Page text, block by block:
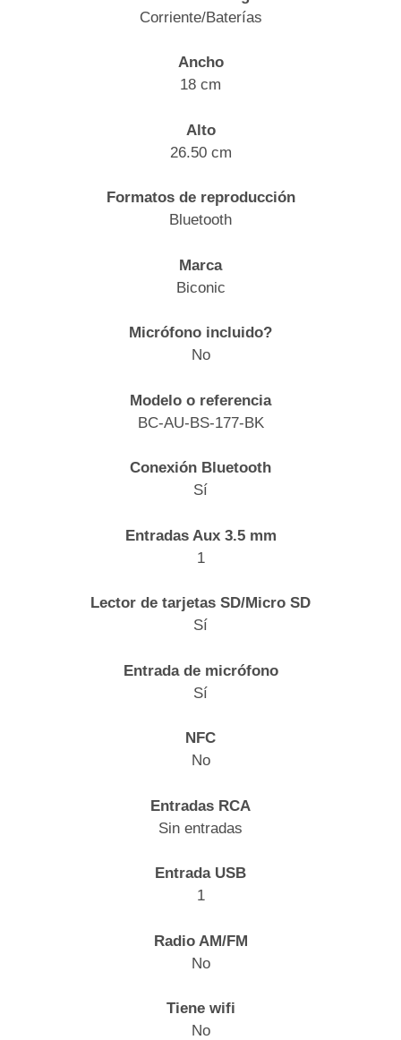
Corriente/Baterías
Ancho
18 cm
Alto
26.50 cm
Formatos de reproducción
Bluetooth
Marca
Biconic
Micrófono incluido?
No
Modelo o referencia
BC-AU-BS-177-BK
Conexión Bluetooth
Sí
Entradas Aux 3.5 mm
1
Lector de tarjetas SD/Micro SD
Sí
Entrada de micrófono
Sí
NFC
No
Entradas RCA
Sin entradas
Entrada USB
1
Radio AM/FM
No
Tiene wifi
No